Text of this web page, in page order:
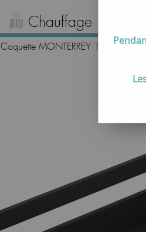
Chauffage
Coquette MONTERREY 100cm 1